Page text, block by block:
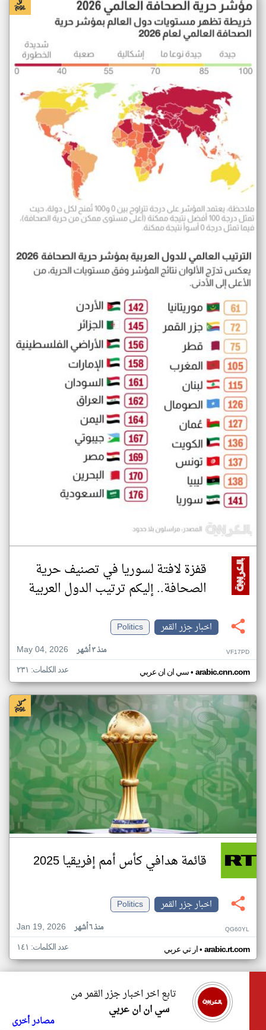
قفزة لافتة لسوريا في تصنيف حرية
الصحافة.. إليكم ترتيب الدول العربية
اخبار جزر القمر
Politics
May 04, 2026
منذ ٣ أشهر VF17PD
سي ان ان عربي• arabic.cnn.com عدد الكلمات: ٢٣١
قائمة هدافي كأس أمم إفريقيا 2025
اخبار جزر القمر
Politics
Jan 19, 2026
منذ ٦ أشهر QG60YL
ار تي عربي• arabic.rt.com عدد الكلمات: ١٤١
تابع اخر اخبار جزر القمر من
سي ان ان عربي
مصادر أخرى